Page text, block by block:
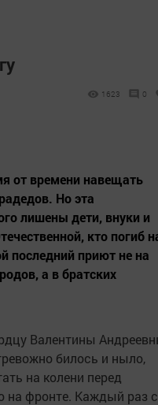
1623 0
от времени навещать
Но эта
лишены дети, внуки и
кто погиб
последний приют не на
а в братских
Валентины
билось и ныло,
на колени перед
на фронте. Каждый раз